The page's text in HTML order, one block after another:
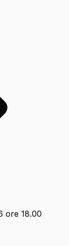
ore 18.00